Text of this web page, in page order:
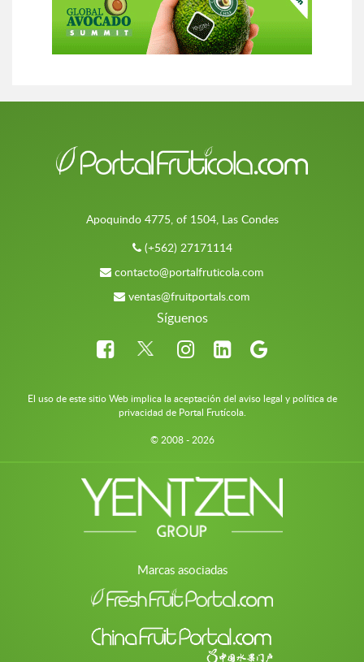
Apoquindo 4775, of 1504, Las Condes
(+562) 27171114
contacto@portalfruticola.com
ventas@fruitportals.com
Síguenos
El uso de este sitio Web implica la aceptación del aviso legal y política de
privacidad de Portal Frutícola.
© 2008 - 2026
Marcas asociadas